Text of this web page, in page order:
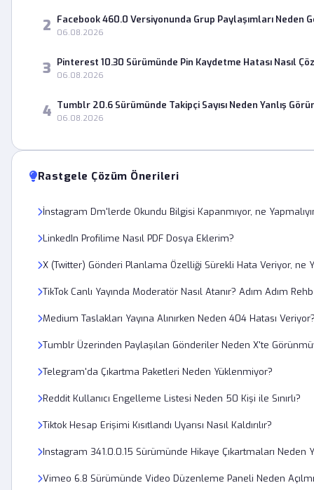
2 Facebook 460.0 Versiyonunda Grup Paylaşımları Neden
06.08.2026
3 Pinterest 10.30 Sürümünde Pin Kaydetme Hatası Nasıl
06.08.2026
4 Tumblr 20.6 Sürümünde Takipçi Sayısı Neden Yanlış
06.08.2026
Rastgele Çözüm Önerileri
İnstagram Dm'lerde Okundu Bilgisi Kapanmıyor, ne
LinkedIn Profilime Nasıl PDF Dosya Eklerim?
X (Twitter) Gönderi Planlama Özelliği Sürekli Hata Veriyor, ne
TikTok Canlı Yayında Moderatör Nasıl Atanır? Adım Adım
Medium Taslakları Yayına Alınırken Neden 404 Hatası
Tumblr Üzerinden Paylaşılan Gönderiler Neden X'te
Telegram'da Çıkartma Paketleri Neden Yüklenmiyor?
Reddit Kullanıcı Engelleme Listesi Neden 50 Kişi ile Sınırlı?
Tiktok Hesap Erişimi Kısıtlandı Uyarısı Nasıl Kaldırılır?
Instagram 341.0.0.15 Sürümünde Hikaye Çıkartmaları Neden
Vimeo 6.8 Sürümünde Video Düzenleme Paneli Neden